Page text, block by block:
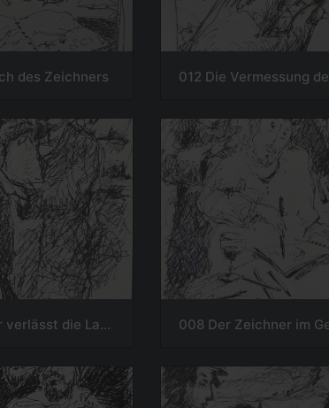
des Zeichners
009 Der Zeichner verlässt die Landschaft